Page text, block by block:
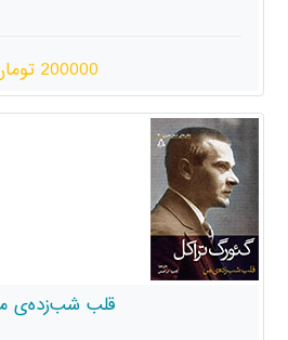
200000 تومان
قلب شب‌زده‌ی من*